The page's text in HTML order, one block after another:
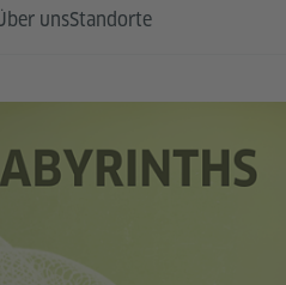
unsStandorte